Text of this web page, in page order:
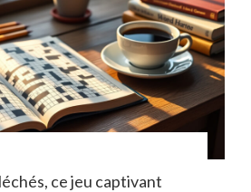
ce jeu captivant